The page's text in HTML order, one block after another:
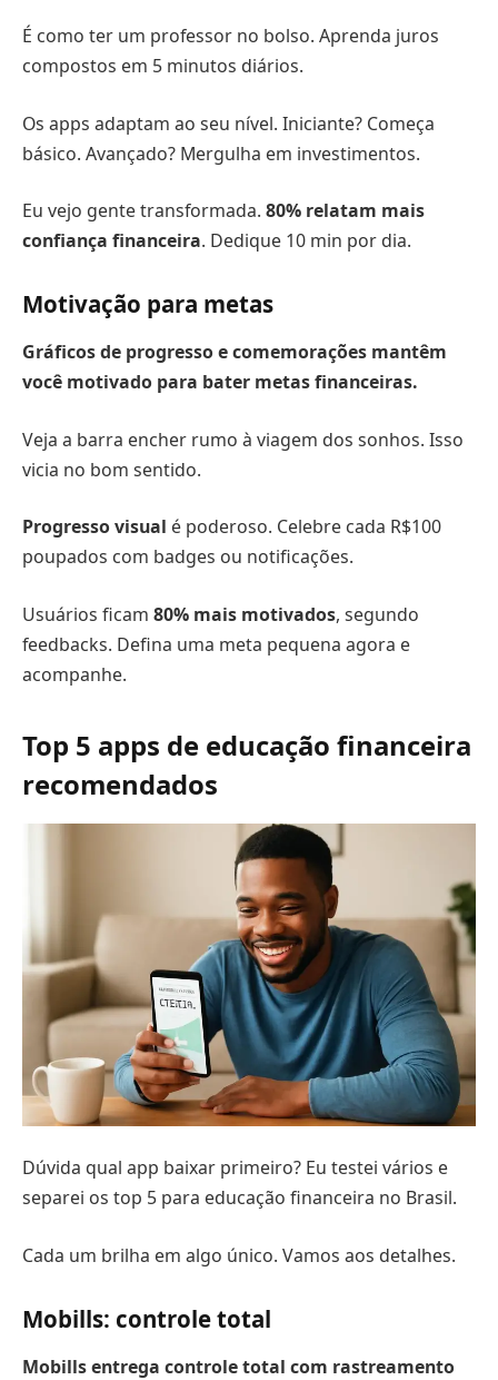
É como ter um professor no bolso. Aprenda juros
compostos em 5 minutos diários.
Os apps adaptam ao seu nível. Iniciante? Começa
básico. Avançado? Mergulha em investimentos.
Eu vejo gente transformada. 80% relatam mais
confiança financeira. Dedique 10 min por dia.
Motivação para metas
Gráficos de progresso e comemorações mantêm
você motivado para bater metas financeiras.
Veja a barra encher rumo à viagem dos sonhos. Isso
vicia no bom sentido.
Progresso visual é poderoso. Celebre cada R$100
poupados com badges ou notificações.
Usuários ficam 80% mais motivados, segundo
feedbacks. Defina uma meta pequena agora e
acompanhe.
Top 5 apps de educação financeira
recomendados
Dúvida qual app baixar primeiro? Eu testei vários e
separei os top 5 para educação financeira no Brasil.
Cada um brilha em algo único. Vamos aos detalhes.
Mobills: controle total
Mobills entrega controle total com rastreamento